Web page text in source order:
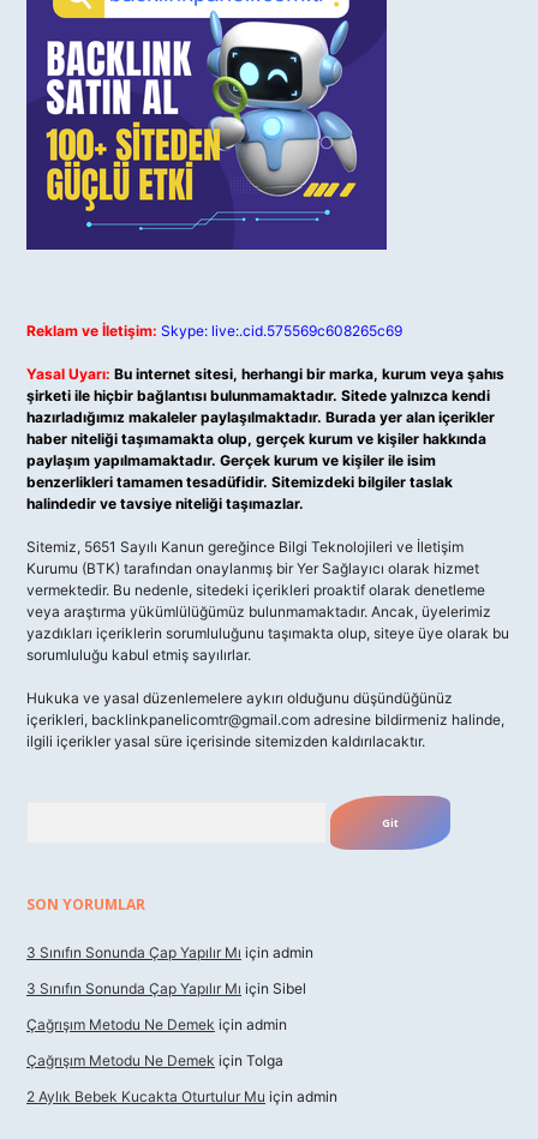
Reklam ve İletişim: Skype: live:.cid.575569c608265c69
Yasal Uyarı: Bu internet sitesi, herhangi bir marka, kurum veya şahıs
şirketi ile hiçbir bağlantısı bulunmamaktadır. Sitede yalnızca kendi
hazırladığımız makaleler paylaşılmaktadır. Burada yer alan içerikler
haber niteliği taşımamakta olup, gerçek kurum ve kişiler hakkında
paylaşım yapılmamaktadır. Gerçek kurum ve kişiler ile isim
benzerlikleri tamamen tesadüfidir. Sitemizdeki bilgiler taslak
halindedir ve tavsiye niteliği taşımazlar.
Sitemiz, 5651 Sayılı Kanun gereğince Bilgi Teknolojileri ve İletişim
Kurumu (BTK) tarafından onaylanmış bir Yer Sağlayıcı olarak hizmet
vermektedir. Bu nedenle, sitedeki içerikleri proaktif olarak denetleme
veya araştırma yükümlülüğümüz bulunmamaktadır. Ancak, üyelerimiz
yazdıkları içeriklerin sorumluluğunu taşımakta olup, siteye üye olarak bu
sorumluluğu kabul etmiş sayılırlar.
Hukuka ve yasal düzenlemelere aykırı olduğunu düşündüğünüz
içerikleri, backlinkpanelicomtr@gmail.com adresine bildirmeniz halinde,
ilgili içerikler yasal süre içerisinde sitemizden kaldırılacaktır.
SON YORUMLAR
3 Sınıfın Sonunda Çap Yapılır Mı için admin
3 Sınıfın Sonunda Çap Yapılır Mı için Sibel
Çağrışım Metodu Ne Demek için admin
Çağrışım Metodu Ne Demek için Tolga
2 Aylık Bebek Kucakta Oturtulur Mu için admin